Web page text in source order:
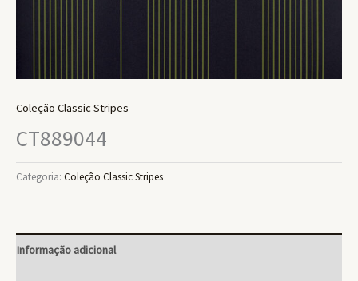
Coleção Classic Stripes
CT889044
Categoria: Coleção Classic Stripes
Informação adicional